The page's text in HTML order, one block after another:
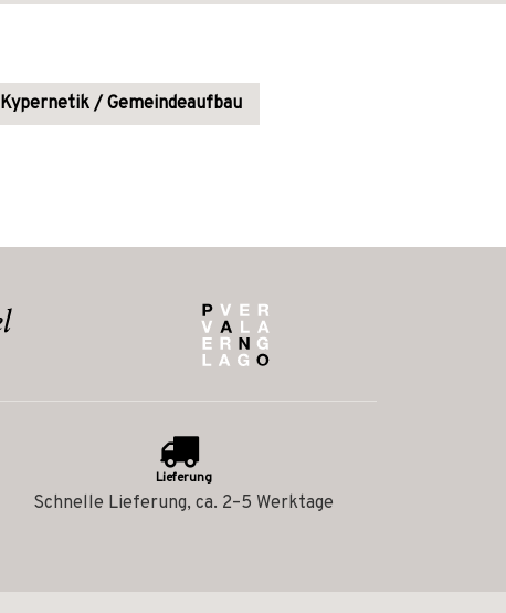
Kypernetik / Gemeindeaufbau
Lieferung
Schnelle Lieferung, ca. 2–5 Werktage